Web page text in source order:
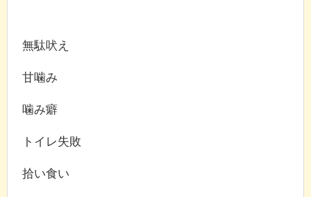
無駄吠え
甘噛み
噛み癖
トイレ失敗
拾い食い